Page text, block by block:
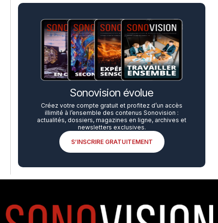
Sonovision évolue
Créez votre compte gratuit et profitez d’un accès
illimité à l’ensemble des contenus Sonovision :
actualités, dossiers, magazines en ligne, archives et
newsletters exclusives.
S’INSCRIRE GRATUITEMENT